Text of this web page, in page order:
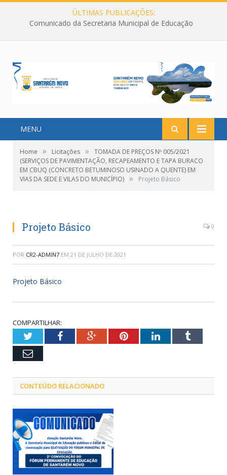
ÚLTIMAS PUBLICAÇÕES:
Comunicado da Secretaria Municipal de Educação
MENU
Home » Licitações »
TOMADA DE PREÇOS Nº 005/2021
(SERVIÇOS DE PAVIMENTAÇÃO, RECAPEAMENTO E TAPA BURACO
EM CBUQ (CONCRETO BETUMINOSO USINADO A QUENTE) EM
VIAS DA SEDE E VILAS DO MUNICÍPIO) » Projeto Básico
Projeto Básico 0
POR CR2-ADMIN7 EM 21 DE JULHO DE 2021
Projeto Básico
COMPARTILHAR:
TwitterFacebookGoogle+PinterestLinkedInTumblr
Email
CONTEÚDO RELACIONADO